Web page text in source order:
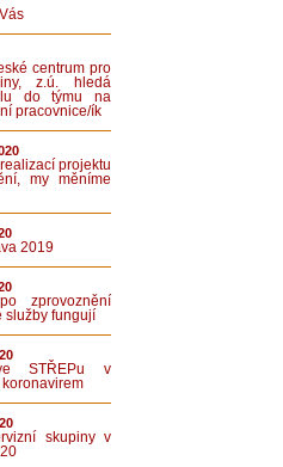
centrum pro
z.ú. hledá
do týmu na
pracovnice/ík
projektu
my měníme
2019
zprovoznění
služby fungují
STŘEPu v
skupiny v